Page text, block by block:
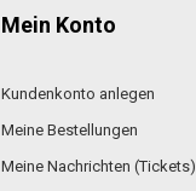
Mein Konto
Kundenkonto anlegen
Meine Bestellungen
Meine Nachrichten (Tickets)